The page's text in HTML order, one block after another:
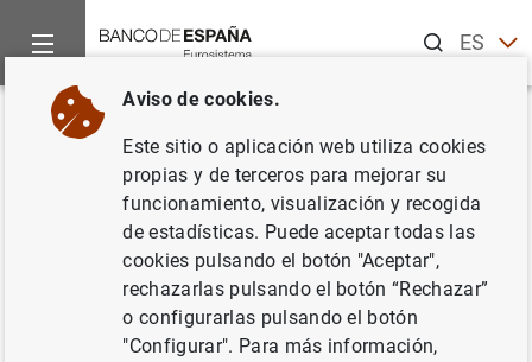
ESEN
Inicio Noticias y eventos
Volver
Publicación del Informe del
Tribunal de Cuentas Europeo
sobre la eficacia de la gestión
del BCE en el ejercicio 2003 y
de la respuesta del BCE
Aviso de cookies.
Este sitio o aplicación web utiliza cookies
propias y de terceros para mejorar su
funcionamiento, visualización y recogida
de estadísticas. Puede aceptar todas las
cookies pulsando el botón "Aceptar",
rechazarlas pulsando el botón “Rechazar”
o configurarlas pulsando el botón
"Configurar". Para más información,